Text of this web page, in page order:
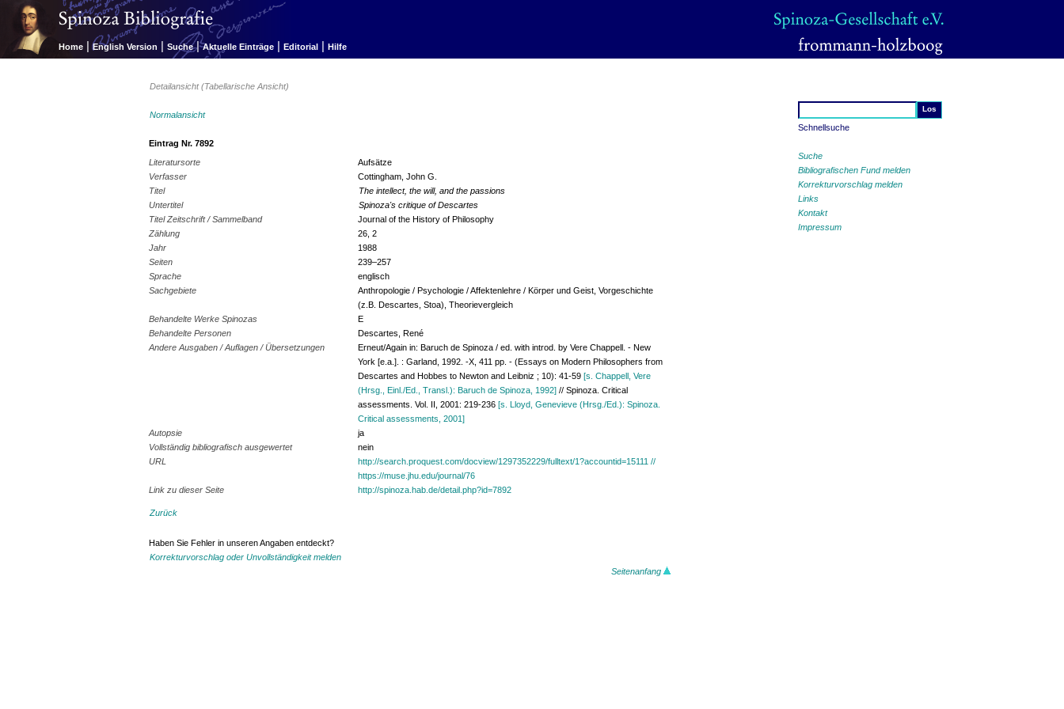
Home | English Version | Suche | Aktuelle Einträge | Editorial | Hilfe
Schnellsuche
Suche
Bibliografischen Fund melden
Korrekturvorschlag melden
Links
Kontakt
Impressum
Detailansicht (Tabellarische Ansicht)
Normalansicht
Eintrag Nr. 7892
Literatursorte
Aufsätze
Verfasser
Cottingham, John G.
Titel
The intellect, the will, and the passions
Untertitel
Spinoza's critique of Descartes
Titel Zeitschrift / Sammelband
Journal of the History of Philosophy
Zählung
26, 2
Jahr
1988
Seiten
239–257
Sprache
englisch
Sachgebiete
Anthropologie / Psychologie / Affektenlehre / Körper und Geist, Vorgeschichte
(z.B. Descartes, Stoa), Theorievergleich
Behandelte Werke Spinozas
E
Behandelte Personen
Descartes, René
Andere Ausgaben / Auflagen / Übersetzungen
Erneut/Again in: Baruch de Spinoza / ed. with introd. by Vere Chappell. - New
York [e.a.]. : Garland, 1992. -X, 411 pp. - (Essays on Modern Philosophers from
Descartes and Hobbes to Newton and Leibniz ; 10): 41-59[s. Chappell, Vere
(Hrsg., Einl./Ed., Transl.): Baruch de Spinoza, 1992] // Spinoza. Critical
assessments. Vol. II, 2001: 219-236[s. Lloyd, Genevieve (Hrsg./Ed.): Spinoza.
Critical assessments, 2001]
Autopsie
ja
Vollständig bibliografisch ausgewertet
nein
URL
http://search.proquest.com/docview/1297352229/fulltext/1?accountid=15111 //
https://muse.jhu.edu/journal/76
Link zu dieser Seite
http://spinoza.hab.de/detail.php?id=7892
Zurück
Haben Sie Fehler in unseren Angaben entdeckt?
Korrekturvorschlag oder Unvollständigkeit melden
Seitenanfang